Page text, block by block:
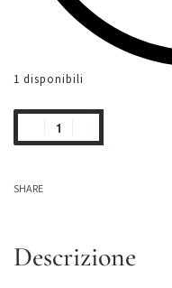
1 disponibili
SHARE
Descrizione